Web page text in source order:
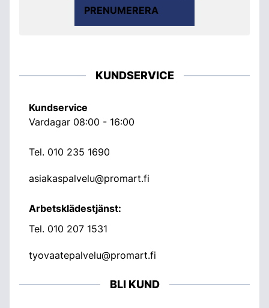
PRENUMERERA
KUNDSERVICE
Kundservice
Vardagar 08:00 - 16:00
Tel. 010 235 1690
asiakaspalvelu@promart.fi
Arbetsklädestjänst:
Tel. 010 207 1531
tyovaatepalvelu@promart.fi
BLI KUND